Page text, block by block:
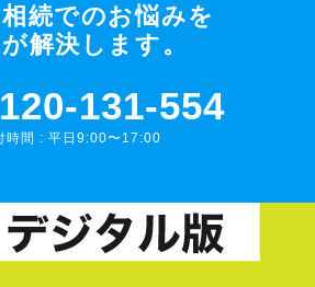
続でのお悩みを
解決します。
131-554
時間 : 平日9:00〜17:00